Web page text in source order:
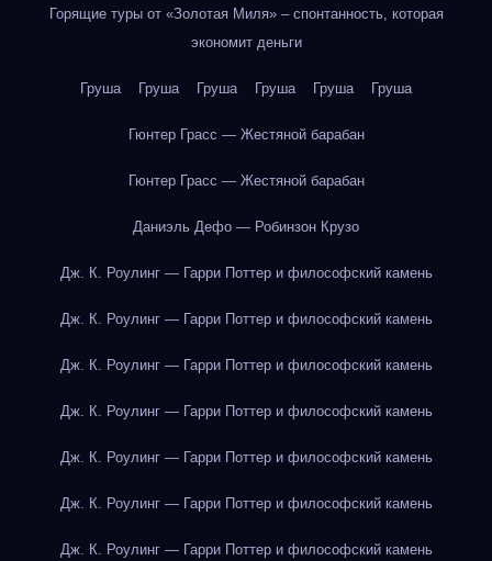
Горящие туры от «Золотая Миля» – спонтанность, которая
экономит деньги
Груша Груша Груша Груша Груша Груша
Гюнтер Грасс — Жестяной барабан
Гюнтер Грасс — Жестяной барабан
Даниэль Дефо — Робинзон Крузо
Дж. К. Роулинг — Гарри Поттер и философский камень
Дж. К. Роулинг — Гарри Поттер и философский камень
Дж. К. Роулинг — Гарри Поттер и философский камень
Дж. К. Роулинг — Гарри Поттер и философский камень
Дж. К. Роулинг — Гарри Поттер и философский камень
Дж. К. Роулинг — Гарри Поттер и философский камень
Дж. К. Роулинг — Гарри Поттер и философский камень